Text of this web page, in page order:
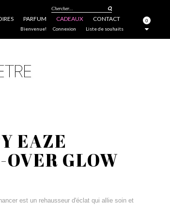
PARFUM CADEAUX CONTACT
Chercher...
0
Liste de souhaits
Bienvenue! Connexion
EAZE
GLOW
est un rehausseur d'éclat qui allie soin et